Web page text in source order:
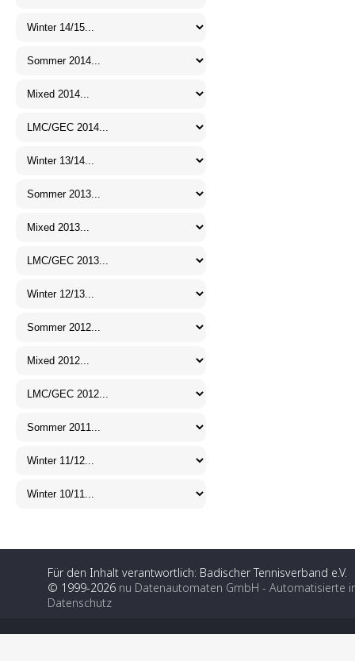
Für den Inhalt verantwortlich: Badischer Tennisverband e.V.
© 1999-2026 nu Datenautomaten GmbH - Automatisierte
Datenschutz